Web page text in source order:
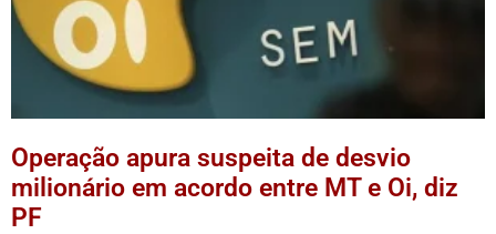
Operação apura suspeita de desvio
milionário em acordo entre MT e Oi, diz
PF